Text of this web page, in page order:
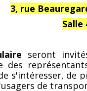
3, rue
Salle
seront
des
s'intéresser, de
de